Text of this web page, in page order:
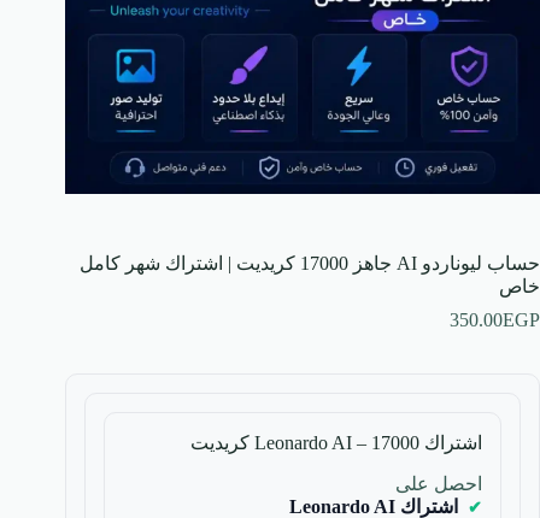
حساب ليوناردو AI جاهز 17000 كريديت | اشتراك شهر كامل
خاص
350.00EGP
اشتراك Leonardo AI – 17000 كريديت
احصل على
اشتراك Leonardo AI